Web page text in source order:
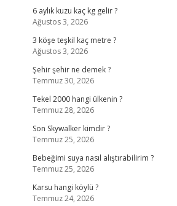
6 aylık kuzu kaç kg gelir ?
Ağustos 3, 2026
3 köşe teşkil kaç metre ?
Ağustos 3, 2026
Şehir şehir ne demek ?
Temmuz 30, 2026
Tekel 2000 hangi ülkenin ?
Temmuz 28, 2026
Son Skywalker kimdir ?
Temmuz 25, 2026
Bebeğimi suya nasıl alıştırabilirim ?
Temmuz 25, 2026
Karsu hangi köylü ?
Temmuz 24, 2026